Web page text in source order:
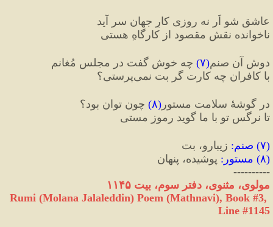
عاشق شو اَر نه روزی کارِ جهان سر آید
ناخوانده نقشِ مقصود از کارگاهِ هستی
دوش آن صنم(۷) چه خوش گفت در مجلسِ مُغانم
با کافران چه کارت گر بت نمی‌پرستی؟
در گوشهٔ سلامت مستور (۸) چون توان بود؟
تا نرگسِ تو با ما گوید رموزِ مستی
(۷) صنم: زیبارو، بت
(۸) مستور : پوشیده، پنهان
----------
مولوی، مثنوی، دفتر سوم، بیت ۱۱۴۵
Rumi (Molana Jalaleddin) Poem (Mathnavi), Book #3,
Line #1145